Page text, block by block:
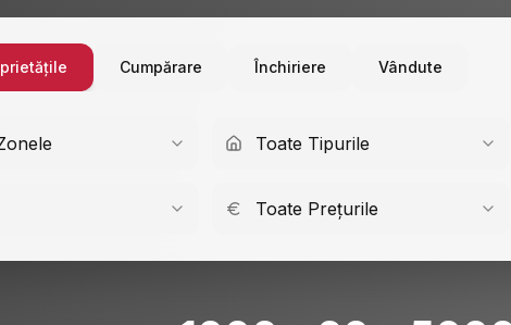
Cumpărare Închiriere Vândute
Toate Tipurile
Toate Prețurile